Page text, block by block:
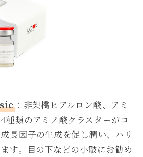
：非架橋ヒアルロン酸、アミ
種類のアミノ酸クラスターがコ
長因子の生成を促し潤い、ハリ
す。目の下などの小皺にお勧め